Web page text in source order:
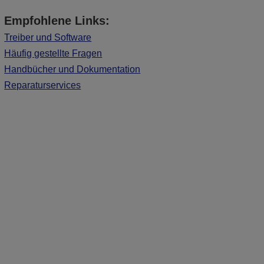
Empfohlene Links:
Treiber und Software
Häufig gestellte Fragen
Handbücher und Dokumentation
Reparaturservices